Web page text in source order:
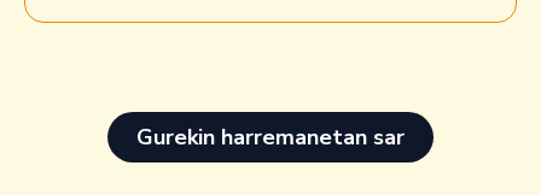
Gurekin harremanetan sar